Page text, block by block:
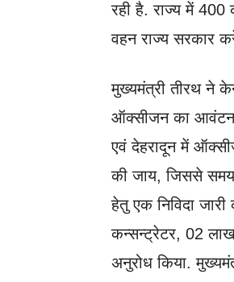
रही है. राज्य में
वहन राज्य सरकार
मुख्यमंत्री तीरथ ने
ऑक्सीजन का आवंटन
एवं देहरादून में
की जाय, जिससे समय
हेतु एक निविदा
कन्सन्ट्रेटर, 02
अनुरोध किया.